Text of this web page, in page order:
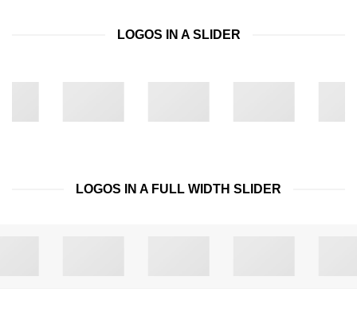
LOGOS IN A SLIDER
LOGOS IN A FULL WIDTH SLIDER